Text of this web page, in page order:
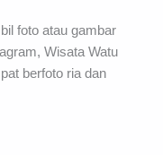
foto atau gambar
Wisata Watu
berfoto ria dan